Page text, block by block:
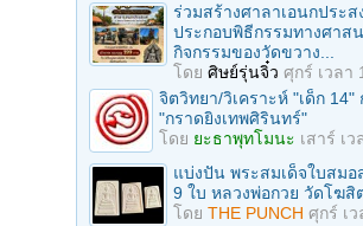
ร่วมสร้างศาลาเอนกประส
ประกอบพิธีกรรมทางศาส
กิจกรรมของวัดขวาง...
โดย ศิษย์รุ่นจิ๋ว ศุกร์ เวลา
จิตวิทยา/วิเคราะห์ "เด็ก 14"
"กราดยิงเทพศิรินทร์"
โดย ยะธาพุทโมนะ เสาร์ เ
แบ่งปัน พระสมเด็จใบสมอ
9 ใบ หลวงพ่อกวย วัดโฆสิ
โดย THE PUNCH ศุกร์ เ